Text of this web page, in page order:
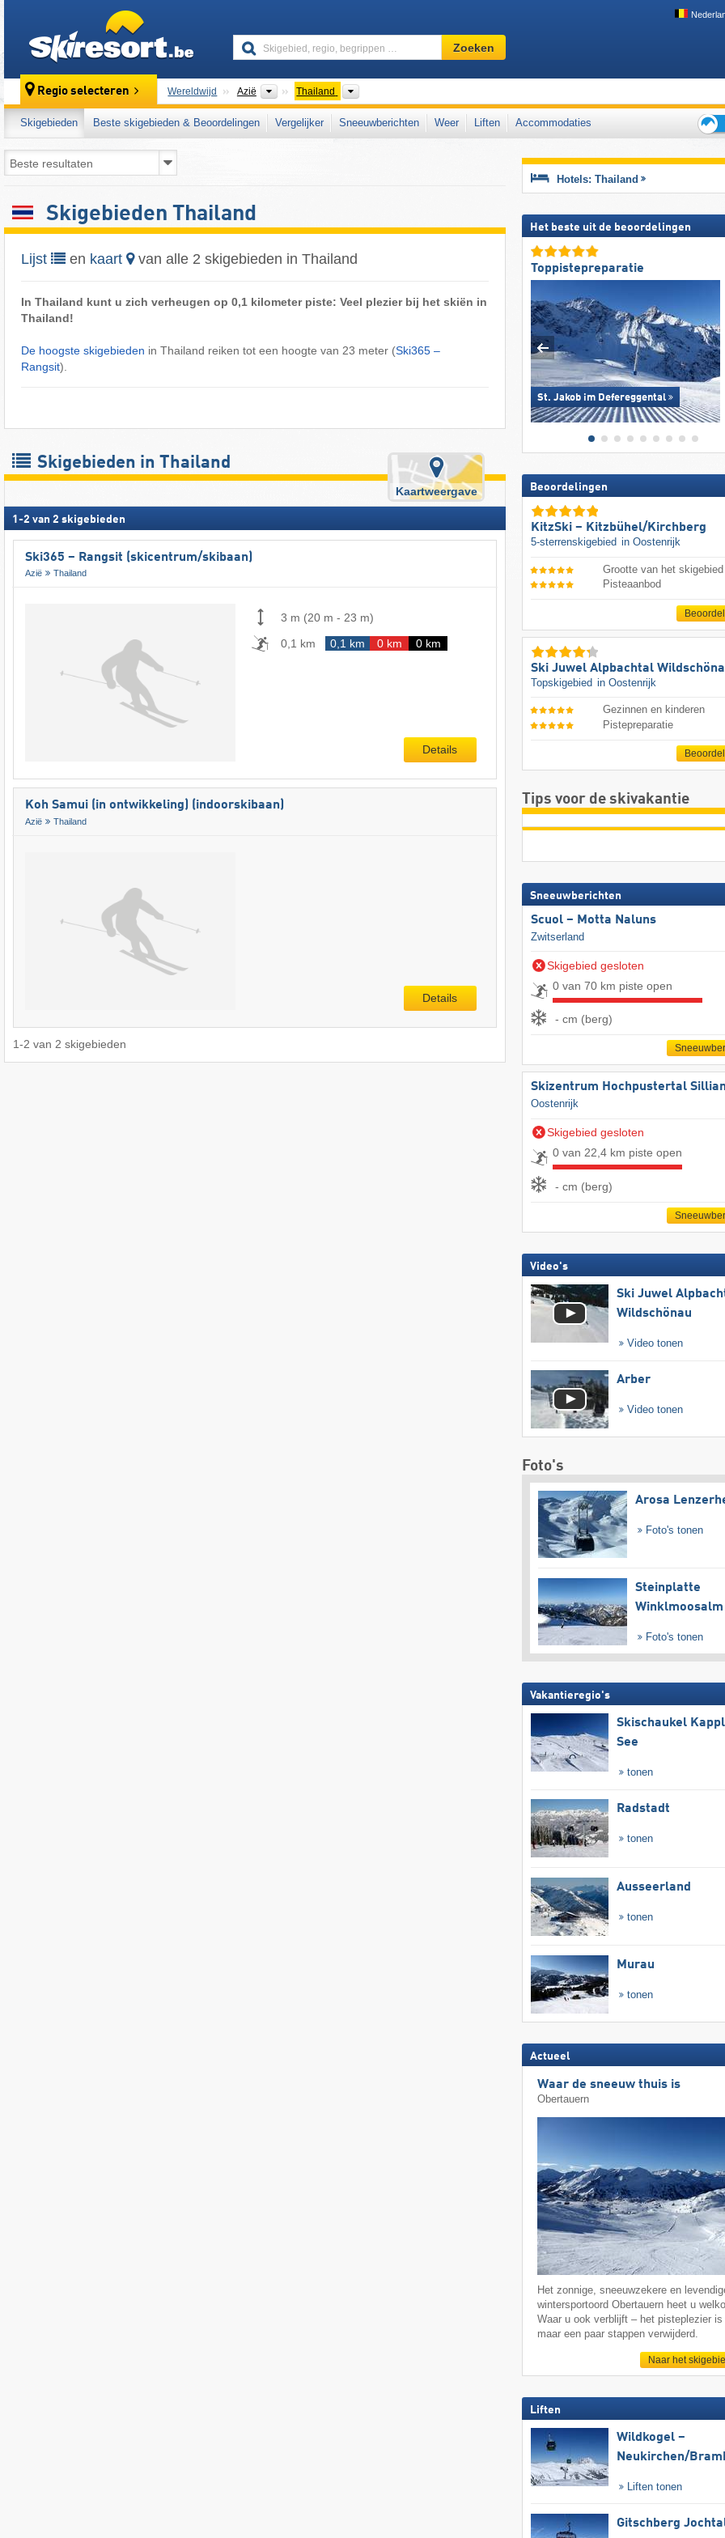
Skigebied,
regio,
Zoeken
Regio selecteren Wereldwijd Azië Continenten
Thailand
Skigebieden Beste skigebieden & Beoordelingen Vergelijker Sneeuwberichten Weer Liften
Accommodaties
voor
Skigebieden Thailand
Lijst en kaart van alle 2 skigebieden in Thailand
In Thailand kunt u zich verheugen op 0,1 kilometer piste: Veel plezier bij het skiën in
Thailand!
De hoogste skigebieden in Thailand reiken tot een hoogte van 23 meter (Ski365 –
Rangsit).
Skigebieden in Thailand
Kaartweergave
1 -2 van 2 skigebieden
Ski365 – Rangsit (skicentrum/skibaan)
Azië Thailand
3 m (20 m - 23 m)
0,1 km
0,1 km 0 km 0 km
Details
Koh Samui (in ontwikkeling) (indoorskibaan)
Azië Thailand
Details
1-2 van 2 skigebieden
Hotels: Thailand
Het beste uit de beoordelingen
Toppistepreparatie
St. Jakob im Defereggental
Beoordelingen
KitzSki – Kitzbühel/​Kirchberg
5-sterrenskigebied in Oostenrijk
Grootte van het skigebied
Pisteaanbod
Ski Juwel Alpbachtal
Topskigebied in Oostenrijk
Gezinnen en kinderen
Pistepreparatie
Tips voor de skivakantie
Sneeuwberichten
Scuol – Motta Naluns
Zwitserland
Skigebied gesloten
0 van 70 km piste open
- cm (berg)
Skizentrum Hochpustertal Sillian
Oostenrijk
Skigebied gesloten
0 van 22,4 km piste open
- cm (berg)
Video's
Ski Juwel
Wildschönau
Video tonen
Arber
Video tonen
Foto's
Arosa
Foto's tonen
Steinplatte
Winklmoosalm
Foto's tonen
Vakantieregio's
Skischaukel
See
tonen
Radstadt
tonen
Ausseerland
tonen
Murau
tonen
Actueel
Waar de sneeuw thuis is
Obertauern
Het zonnige, sneeuwzekere en
wintersportoord Obertauern heet u
Waar u ook verblijft – het pisteplezier
maar een paar stappen verwijderd.
Naar het
Liften
Wildkogel –
Neukirchen/​
Liften tonen
Gitschberg